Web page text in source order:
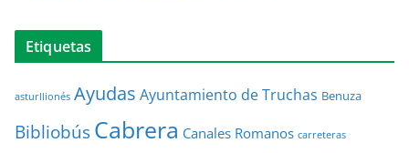
Etiquetas
asturllionés Ayudas Ayuntamiento de Truchas Benuza
BibliobúsCabrera Canales Romanos carreteras